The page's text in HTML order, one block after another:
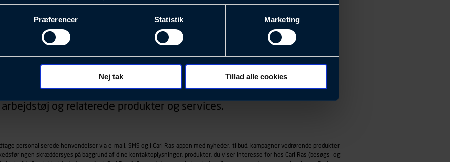
med det formål at optimere design, brugervenlighed og effektiviteten af vores
analyser af, hvilke oplysninger der er mest populære, og som derfor skal være nemme at
hvad der klikkes på, sider/indhold der besøges, browsertype, søgeord, IP-adresse,
(computer, smartphone mv.) samt de features, der anvendes.
sig på. Til dette formål behandles der personoplysninger om dit foretrukne sprog, og den
vise annoncer, der er relevante (profilering). Til dette formål behandles der
Præferencer Statistik Marketing
Nej tak Tillad alle cookies
Nyhedsbrev
konkurrencer, information om events, der vedrører værktøj, beslag,
arbejdstøj og relaterede produkter og services.
personaliserede henvendelser via e-mail, SMS og i Carl Ras-appen med nyheder, tilbud, kampagner vedrørende produkter
skræddersyes på baggrund af dine kontaktoplysninger, produkter, du viser interesse for hos Carl Ras (besøgs- og